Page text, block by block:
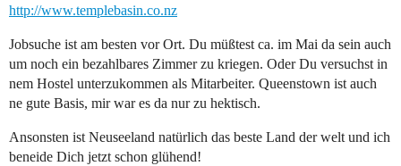
http://www.templebasin.co.nz
Jobsuche ist am besten vor Ort. Du müßtest ca. im Mai da sein auch
um noch ein bezahlbares Zimmer zu kriegen. Oder Du versuchst in
nem Hostel unterzukommen als Mitarbeiter. Queenstown ist auch
ne gute Basis, mir war es da nur zu hektisch.
Ansonsten ist Neuseeland natürlich das beste Land der welt und ich
beneide Dich jetzt schon glühend!